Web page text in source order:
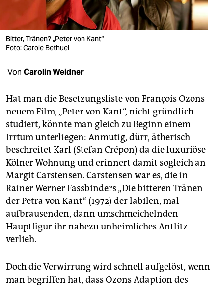
wahrheit
verlag
verlag
veranstaltungen
fragen & hilfe
unterstützen
abo
genossenschaft
epaper login
Bitter, Tränen? „Peter von Kant“
Foto: Carole Bethuel
Von Carolin Weidner
Hat man die Besetzungsliste von François Ozons
neuem Film, „Peter von Kant“, nicht gründlich
studiert, könnte man gleich zu Beginn einem
Irrtum unterliegen: Anmutig, dürr, ätherisch
beschreitet Karl (Stefan Crépon) da die luxuriöse
Kölner Wohnung und erinnert damit sogleich an
Margit Carstensen. Carstensen war es, die in
Rainer Werner Fassbinders „Die bitteren Tränen
der Petra von Kant“ (1972) der labilen, mal
aufbrausenden, dann umschmeichelnden
Hauptfigur ihr nahezu unheimliches Antlitz
verlieh.
Doch die Verwirrung wird schnell aufgelöst, wenn
man begriffen hat, dass Ozons Adaption des